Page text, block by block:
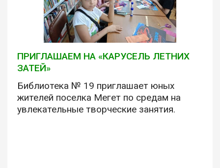
ПРИГЛАШАЕМ НА «КАРУСЕЛЬ ЛЕТНИХ
ЗАТЕЙ»
Библиотека № 19 приглашает юных
жителей поселка Мегет по средам на
увлекательные творческие занятия.